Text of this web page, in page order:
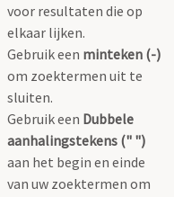
voor resultaten die op
elkaar lijken.
Gebruik een minteken (-)
om zoektermen uit te
sluiten.
Gebruik een Dubbele
aanhalingstekens (" ")
aan het begin en einde
van uw zoektermen om